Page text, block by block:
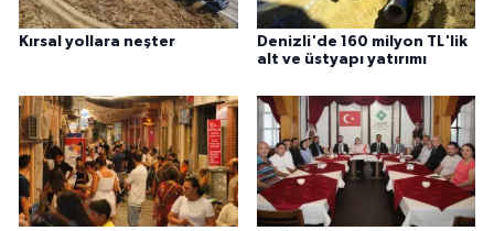
Kırsal yollara neşter
Denizli'de 160 milyon TL'lik
alt ve üstyapı yatırımı